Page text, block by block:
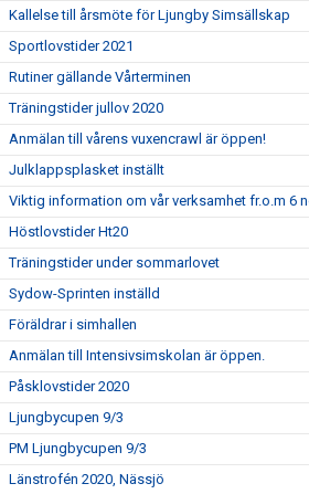
Kallelse till årsmöte för Ljungby Simsällskap
Sportlovstider 2021
Rutiner gällande Vårterminen
Träningstider jullov 2020
Anmälan till vårens vuxencrawl är öppen!
Julklappsplasket inställt
Viktig information om vår verksamhet fr.o.m 6
Höstlovstider Ht20
Träningstider under sommarlovet
Sydow-Sprinten inställd
Föräldrar i simhallen
Anmälan till Intensivsimskolan är öppen.
Påsklovstider 2020
Ljungbycupen 9/3
PM Ljungbycupen 9/3
Länstrofén 2020, Nässjö